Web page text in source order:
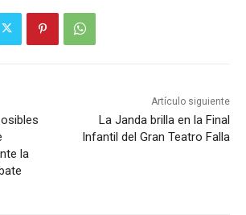
la
Artículo siguiente
La Janda brilla en la Final
Infantil del Gran Teatro Falla